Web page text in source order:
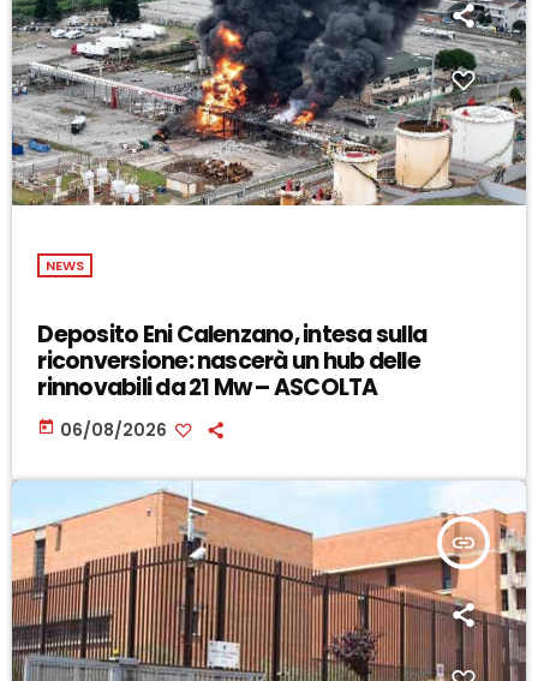
NEWS
Deposito Eni Calenzano, intesa sulla
riconversione: nascerà un hub delle
rinnovabili da 21 Mw – ASCOLTA
today 06/08/2026
insert_link